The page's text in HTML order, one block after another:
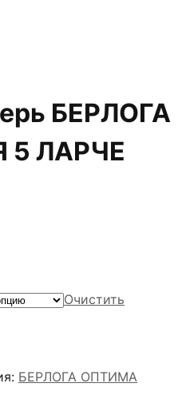
БЕРЛОГА
ЛАРЧЕ
Очистить
БЕРЛОГА ОПТИМА